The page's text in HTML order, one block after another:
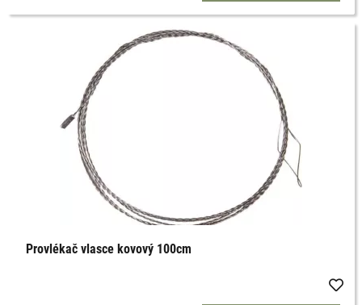
Provlékač vlasce kovový 100cm